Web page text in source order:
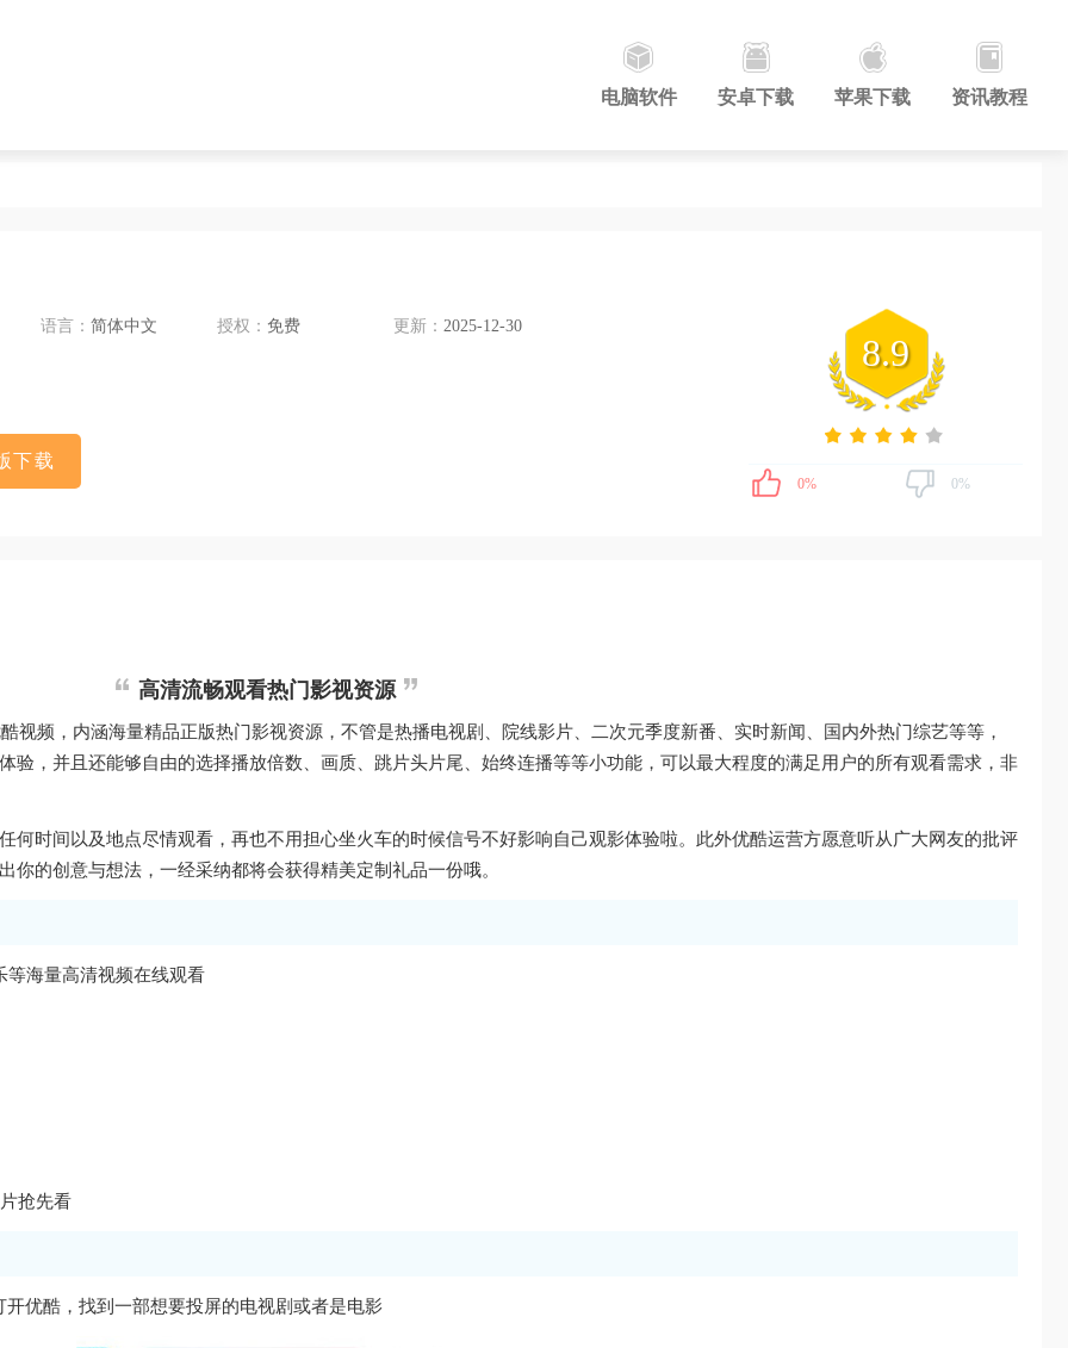
电脑软件 安卓下载 苹果下载 资讯教程
语言： 简体中文 授权： 免费 更新： 2025-12-30
下载
8.9
0% 0%
高清流畅观看热门影视资源
视频，内涵海量精品正版热门影视资源，不管是热播电视剧、院线影片、二次元季度新番、实时新闻、国内外热门综艺等等，
验，并且还能够自由的选择播放倍数、画质、跳片头片尾、始终连播等等小功能，可以最大程度的满足用户的所有观看需求，非
何时间以及地点尽情观看，再也不用担心坐火车的时候信号不好影响自己观影体验啦。此外优酷运营方愿意听从广大网友的批评
的创意与想法，一经采纳都将会获得精美定制礼品一份哦。
等海量高清视频在线观看
抢先看
优酷，找到一部想要投屏的电视剧或者是电影